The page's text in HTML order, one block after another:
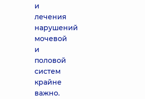
и
лечения
нарушений
мочевой
и
половой
систем
крайне
важно.